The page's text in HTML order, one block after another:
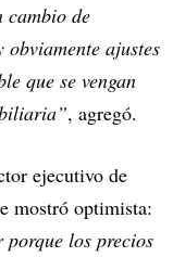
cambio de
ajustes
que se vengan
, agregó.
ejecutivo de
mostró optimista:
porque los precios